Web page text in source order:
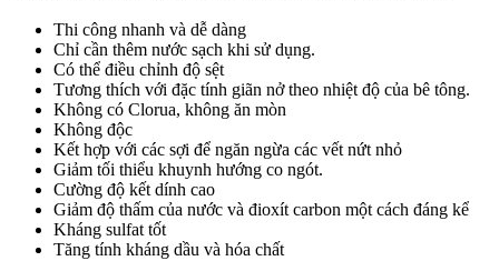
Thi công nhanh và dễ dàng
Chỉ cần thêm nước sạch khi sử dụng.
Có thể điều chỉnh độ sệt
Tương thích với đặc tính giãn nở theo nhiệt độ của bê tông.
Không có Clorua, không ăn mòn
Không độc
Kết hợp với các sợi để ngăn ngừa các vết nứt nhỏ
Giảm tối thiểu khuynh hướng co ngót.
Cường độ kết dính cao
Giảm độ thấm của nước và đioxít carbon một cách đáng kể
Kháng sulfat tốt
Tăng tính kháng dầu và hóa chất